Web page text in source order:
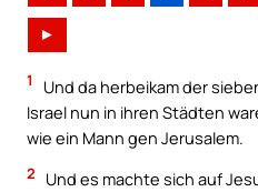
►
1
Und da herbeikam der
Israel nun in ihren Städten
wie ein Mann gen Jerusalem.
2
Und es machte sich auf